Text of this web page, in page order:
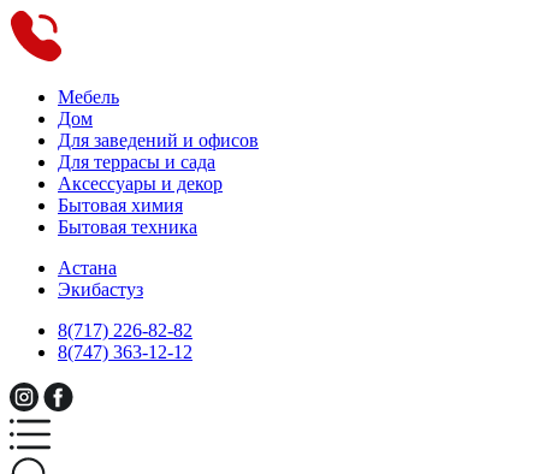
Мебель
Дом
Для заведений и офисов
Для террасы и сада
Аксессуары и декор
Бытовая химия
Бытовая техника
Астана
Экибастуз
8(717) 226-82-82
8(747) 363-12-12